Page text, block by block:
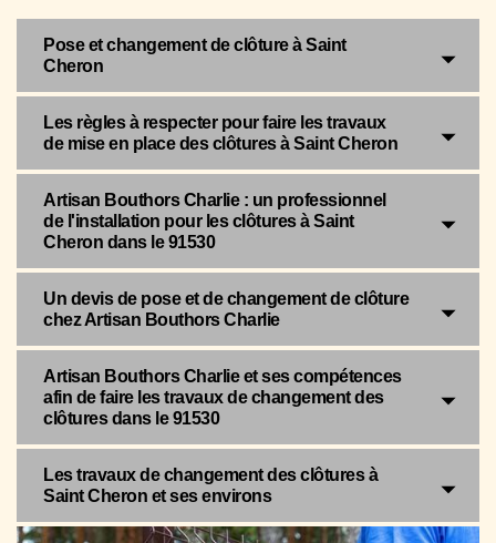
Pose et changement de clôture à Saint
Cheron
Les règles à respecter pour faire les travaux
de mise en place des clôtures à Saint Cheron
Artisan Bouthors Charlie : un professionnel
de l'installation pour les clôtures à Saint
Cheron dans le 91530
Un devis de pose et de changement de clôture
chez Artisan Bouthors Charlie
Artisan Bouthors Charlie et ses compétences
afin de faire les travaux de changement des
clôtures dans le 91530
Les travaux de changement des clôtures à
Saint Cheron et ses environs